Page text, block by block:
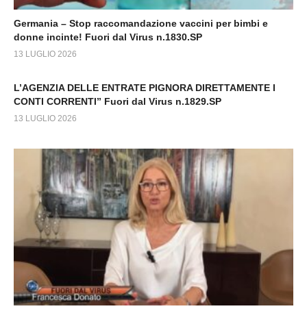
Germania – Stop raccomandazione vaccini per bimbi e
donne incinte! Fuori dal Virus n.1830.SP
13 LUGLIO 2026
L’AGENZIA DELLE ENTRATE PIGNORA DIRETTAMENTE I
CONTI CORRENTI” Fuori dal Virus n.1829.SP
13 LUGLIO 2026